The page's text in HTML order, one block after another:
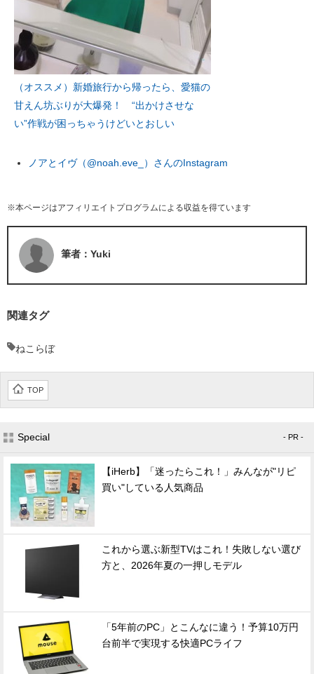
（オススメ）新婚旅行から帰ったら、愛猫の
甘えん坊ぶりが大爆発！ “出かけさせな
い”作戦が困っちゃうけどいとおしい
ノアとイヴ（@noah.eve_）さんのInstagram
※本ページはアフィリエイトプログラムによる収益を得ています
筆者：Yuki
関連タグ
ねこらぼ
TOP
Special - PR -
【iHerb】「迷ったらこれ！」みんなが"リピ
買い"している人気商品
これから選ぶ新型TVはこれ！失敗しない選び
方と、2026年夏の一押しモデル
「5年前のPC」とこんなに違う！予算10万円
台前半で実現する快適PCライフ